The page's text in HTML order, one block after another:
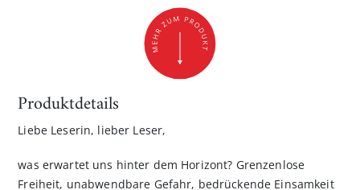
Produktdetails
Liebe Leserin, lieber Leser,
was erwartet uns hinter dem Horizont? Grenzenlose
Freiheit, unabwendbare Gefahr, bedrückende Einsamkeit